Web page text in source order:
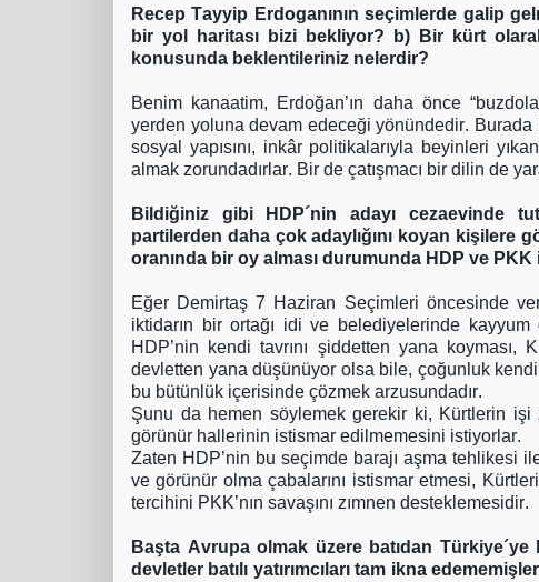
Recep Tayyip Erdoganının seçimlerde galip
bir yol haritası bizi bekliyor? b) Bir kürt
konusunda beklentileriniz nelerdir?
Benim kanaatim, Erdoğan’ın daha önce
yerden yoluna devam edeceği yönündedir. Burada
sosyal yapısını, inkâr politikalarıyla beyinleri
almak zorundadırlar. Bir de çatışmacı bir dilin de
Bildiğiniz gibi HDP´nin adayı cezaevinde
partilerden daha çok adaylığını koyan kişilere
oranında bir oy alması durumunda HDP ve
Eğer Demirtaş 7 Haziran Seçimleri öncesinde
iktidarın bir ortağı idi ve belediyelerinde
HDP’nin kendi tavrını şiddetten yana
devletten yana düşünüyor olsa bile, çoğunluk
bu bütünlük içerisinde çözmek arzusundadır.
Şunu da hemen söylemek gerekir ki, Kürtlerin
görünür hallerinin istismar edilmemesini istiyorlar.
Zaten HDP’nin bu seçimde barajı aşma tehlikesi
ve görünür olma çabalarını istismar etmesi,
tercihini PKK’nın savaşını zımnen desteklemesidir.
Başta Avrupa olmak üzere batıdan
devletler batılı yatırımcıları tam ikna